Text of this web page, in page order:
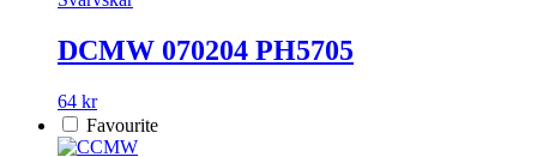
DCMW 070204 PH5705
64 kr
Favourite